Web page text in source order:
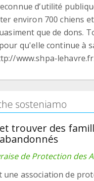
d’utilité
environ 700 chiens
que de dons.
qu'elle continue à
www.shpa-
sosteniamo
trouver des
de Protection des
une association de